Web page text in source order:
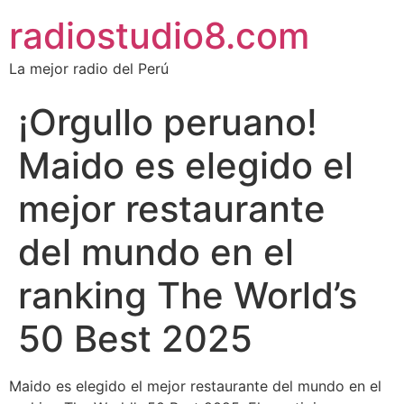
radiostudio8.com
La mejor radio del Perú
¡Orgullo peruano!
Maido es elegido el
mejor restaurante
del mundo en el
ranking The World’s
50 Best 2025
Maido es elegido el mejor restaurante del mundo en el